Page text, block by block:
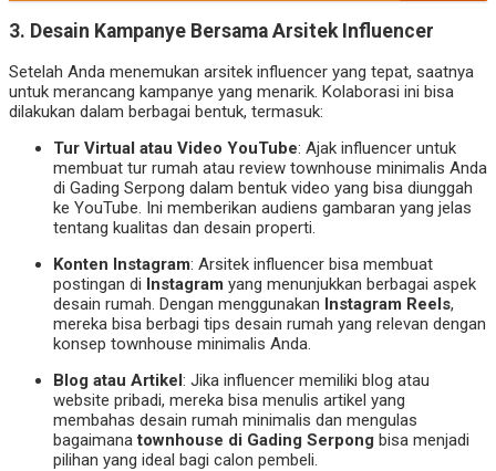
3. Desain Kampanye Bersama Arsitek Influencer
Setelah Anda menemukan arsitek influencer yang tepat, saatnya
untuk merancang kampanye yang menarik. Kolaborasi ini bisa
dilakukan dalam berbagai bentuk, termasuk:
Tur Virtual atau Video YouTube: Ajak influencer untuk
membuat tur rumah atau review townhouse minimalis Anda
di Gading Serpong dalam bentuk video yang bisa diunggah
ke YouTube. Ini memberikan audiens gambaran yang jelas
tentang kualitas dan desain properti.
Konten Instagram: Arsitek influencer bisa membuat
postingan di Instagram yang menunjukkan berbagai aspek
desain rumah. Dengan menggunakan Instagram Reels,
mereka bisa berbagi tips desain rumah yang relevan dengan
konsep townhouse minimalis Anda.
Blog atau Artikel: Jika influencer memiliki blog atau
website pribadi, mereka bisa menulis artikel yang
membahas desain rumah minimalis dan mengulas
bagaimanatownhouse di Gading Serpong bisa menjadi
pilihan yang ideal bagi calon pembeli.